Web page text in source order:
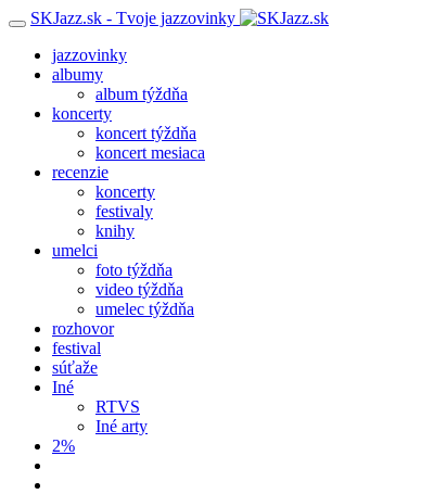
SKJazz.sk - Tvoje jazzovinky
jazzovinky
albumy
album týždňa
koncerty
koncert týždňa
koncert mesiaca
recenzie
koncerty
festivaly
knihy
umelci
foto týždňa
video týždňa
umelec týždňa
rozhovor
festival
súťaže
Iné
RTVS
Iné arty
2%